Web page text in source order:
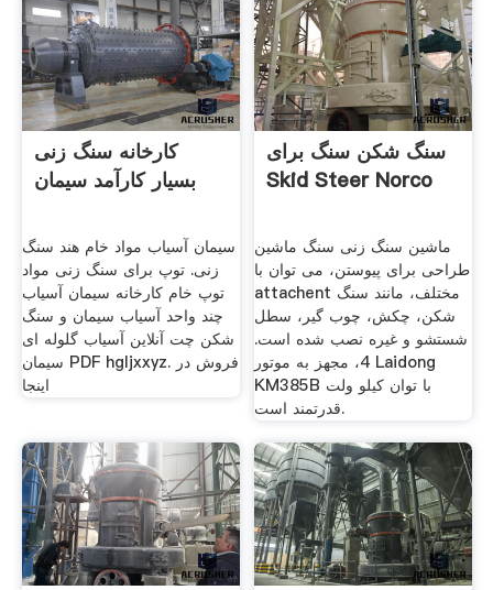
کارخانه سنگ زنی
بسیار کارآمد سیمان
سیمان آسیاب مواد خام هند سنگ
زنی. توپ برای سنگ زنی مواد
توپ خام کارخانه سیمان آسیاب
چند واحد آسیاب سیمان و سنگ
شکن چت آنلاین آسیاب گلوله ای
سیمان PDF hgljxxyz. فروش در
اینجا
سنگ شکن سنگ برای
Skid Steer Norco
ماشین سنگ زنی سنگ ماشین
طراحی برای پیوستن، می توان با
attachent مختلف، مانند سنگ
شکن، چکش، چوب گیر، سطل
شستشو و غیره نصب شده است.
4، مجهز به موتور Laidong
KM385B با توان کیلو ولت
قدرتمند است.